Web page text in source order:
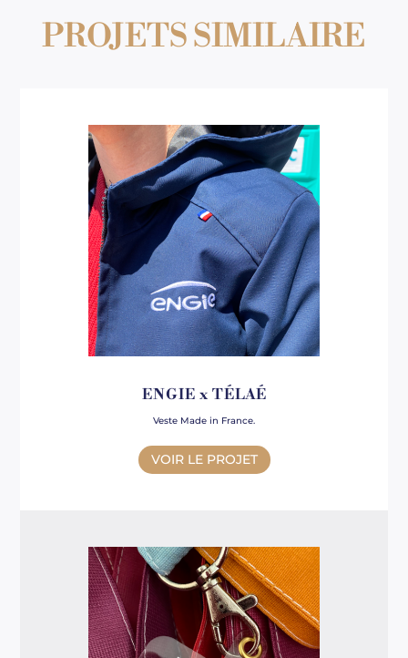
PROJETS SIMILAIRE
ENGIE x TÉLAÉ
Veste Made in France.
VOIR LE PROJET